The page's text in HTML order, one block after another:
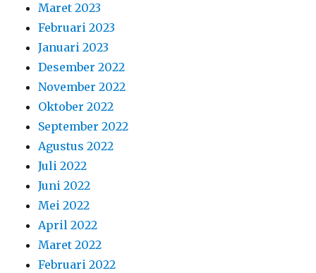
Maret 2023
Februari 2023
Januari 2023
Desember 2022
November 2022
Oktober 2022
September 2022
Agustus 2022
Juli 2022
Juni 2022
Mei 2022
April 2022
Maret 2022
Februari 2022